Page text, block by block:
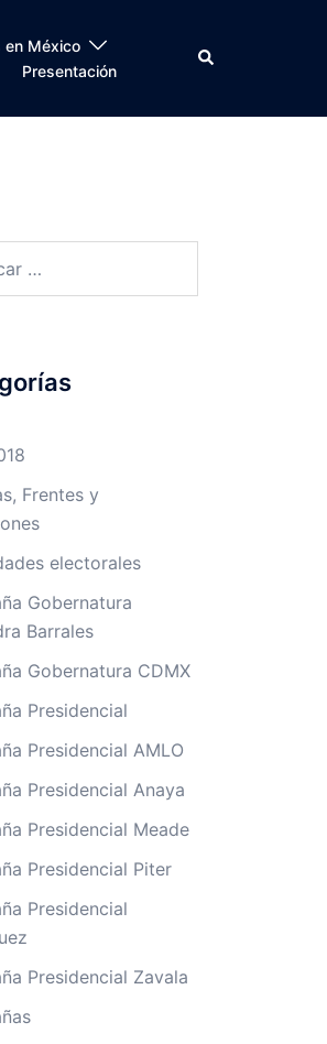
en México
Presentación
Search
Frentes y
electorales
Gobernatura
Barrales
Gobernatura CDMX
Presidencial
Presidencial AMLO
Presidencial Anaya
Presidencial Meade
Presidencial Piter
Presidencial
Presidencial Zavala